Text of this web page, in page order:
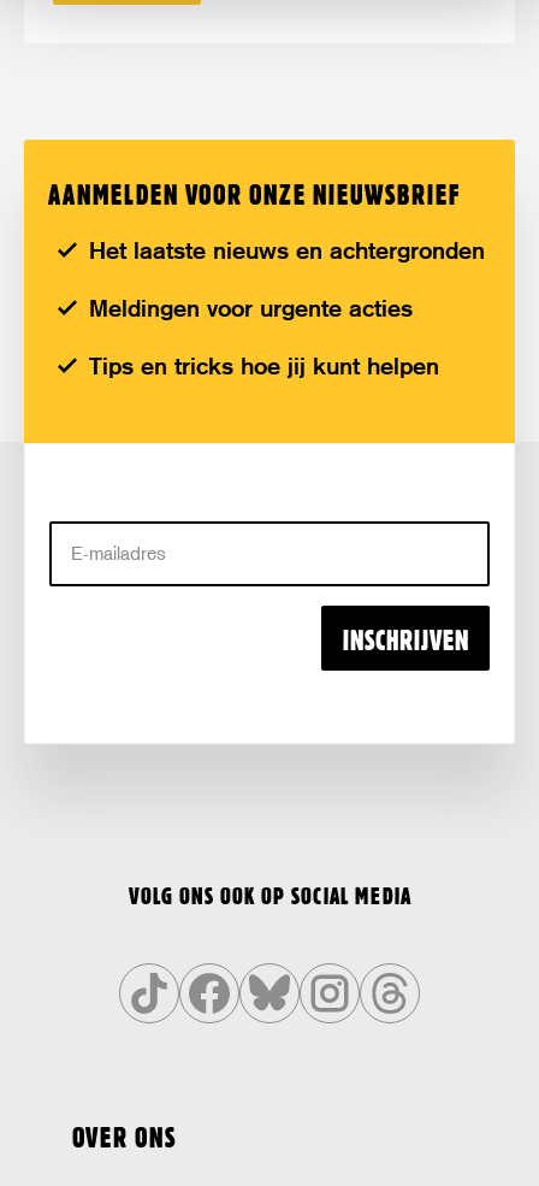
AANMELDEN VOOR ONZE NIEUWSBRIEF
Het laatste nieuws en achtergronden
Meldingen voor urgente acties
Tips en tricks hoe jij kunt helpen
INSCHRIJVEN
VOLG ONS OOK OP SOCIAL MEDIA
Volg
Tiktok
Volg
Volg
Volg
Volg
OVER ONS